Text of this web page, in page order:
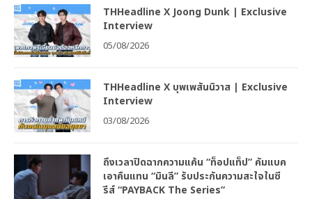
THHeadline X Joong Dunk | Exclusive
Interview
05/08/2026
THHeadline X บุพเพสันนิวาส | Exclusive
Interview
03/08/2026
ถึงเวลาปิดฉากความแค้น “ท็อปแท็ป” คัมแบค
เอาคืนแทน “มินลี” รับประกันความสะใจในซี
รีส์ “PAYBACK The Series”